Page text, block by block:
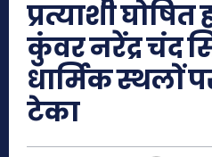
प्रत्याशी
कुंवर नरेंद्र चंद
धार्मिक स्थलों
टेका